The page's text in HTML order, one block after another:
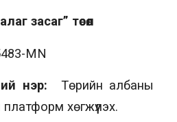
засаг” төсөл
MN
нэр: Төрийн албаны
хөгжүүлэх.